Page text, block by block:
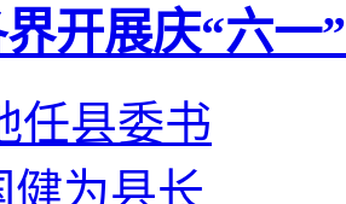
开展庆“六一